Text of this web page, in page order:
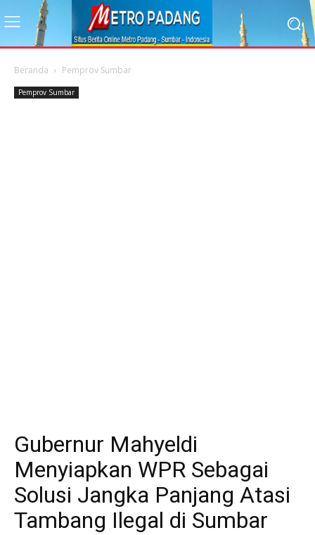
Beranda Pemprov Sumbar
Pemprov Sumbar
Gubernur Mahyeldi
Menyiapkan WPR Sebagai
Solusi Jangka Panjang Atasi
Tambang Ilegal di Sumbar